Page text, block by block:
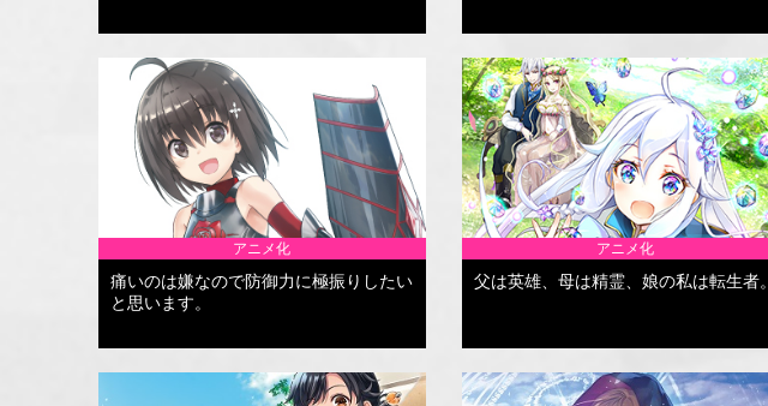
アニメ化
痛いのは嫌なので防御力に極振りしたい
と思います。
アニメ化
父は英雄、母は精霊、娘の私は転生者。